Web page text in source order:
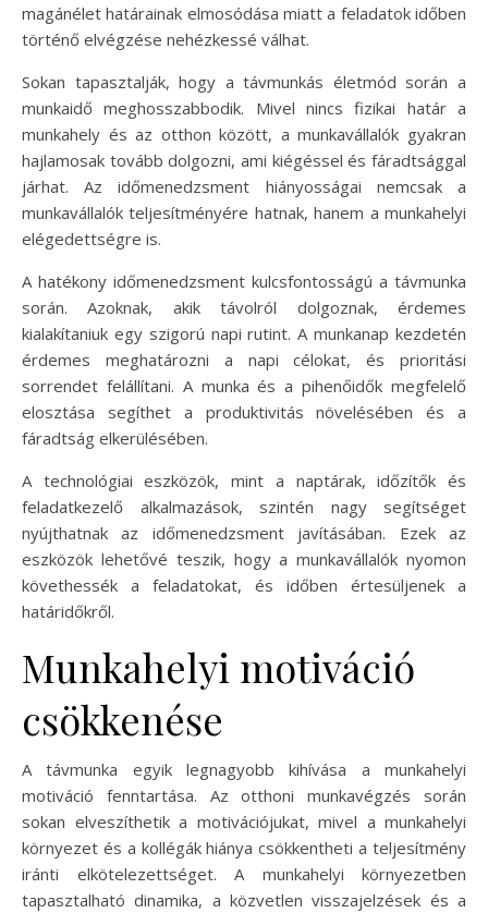
magánélet határainak elmosódása miatt a feladatok időben
történő elvégzése nehézkessé válhat.
Sokan tapasztalják, hogy a távmunkás életmód során a
munkaidő meghosszabbodik. Mivel nincs fizikai határ a
munkahely és az otthon között, a munkavállalók gyakran
hajlamosak tovább dolgozni, ami kiégéssel és fáradtsággal
járhat. Az időmenedzsment hiányosságai nemcsak a
munkavállalók teljesítményére hatnak, hanem a munkahelyi
elégedettségre is.
A hatékony időmenedzsment kulcsfontosságú a távmunka
során. Azoknak, akik távolról dolgoznak, érdemes
kialakítaniuk egy szigorú napi rutint. A munkanap kezdetén
érdemes meghatározni a napi célokat, és prioritási
sorrendet felállítani. A munka és a pihenőidők megfelelő
elosztása segíthet a produktivitás növelésében és a
fáradtság elkerülésében.
A technológiai eszközök, mint a naptárak, időzítők és
feladatkezelő alkalmazások, szintén nagy segítséget
nyújthatnak az időmenedzsment javításában. Ezek az
eszközök lehetővé teszik, hogy a munkavállalók nyomon
követhessék a feladatokat, és időben értesüljenek a
határidőkről.
Munkahelyi motiváció
csökkenése
A távmunka egyik legnagyobb kihívása a munkahelyi
motiváció fenntartása. Az otthoni munkavégzés során
sokan elveszíthetik a motivációjukat, mivel a munkahelyi
környezet és a kollégák hiánya csökkentheti a teljesítmény
iránti elkötelezettséget. A munkahelyi környezetben
tapasztalható dinamika, a közvetlen visszajelzések és a